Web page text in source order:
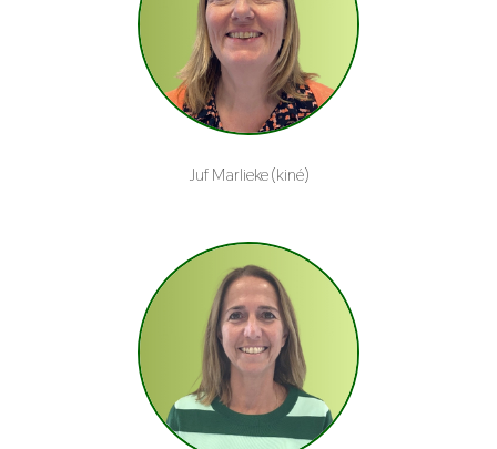
Juf Marlieke (kiné)